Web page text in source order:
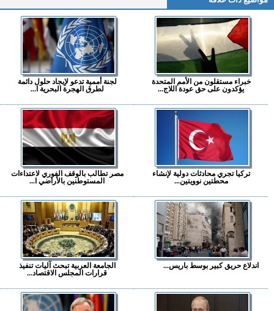
خبراء مستقلون من الأمم المتحدة
يؤكدون على حق عودة اللاج...
لجنة أممية تدعو لإيجاد حلول دائمة
لطرق الهجرة البحرية ا...
تركيا تجري محادثات دولية لإنشاء
محطتين نوويتين...
مصر تطالب بالوقف الفوري لاعتداءات
المستوطنين بالأراضي ا...
اندلاع حريق كبير بوسط باريس...
الجامعة العربية تبحث آليات تنفيذ
قرارات المجلس الاقتصاد...